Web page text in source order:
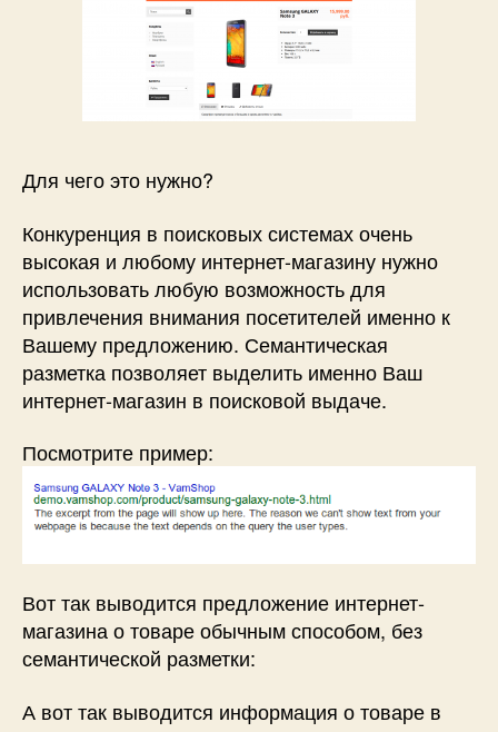
Для чего это нужно?
Конкуренция в поисковых системах очень
высокая и любому интернет-магазину нужно
использовать любую возможность для
привлечения внимания посетителей именно к
Вашему предложению. Семантическая
разметка позволяет выделить именно Ваш
интернет-магазин в поисковой выдаче.
Посмотрите пример:
Вот так выводится предложение интернет-
магазина о товаре обычным способом, без
семантической разметки:
А вот так выводится информация о товаре в